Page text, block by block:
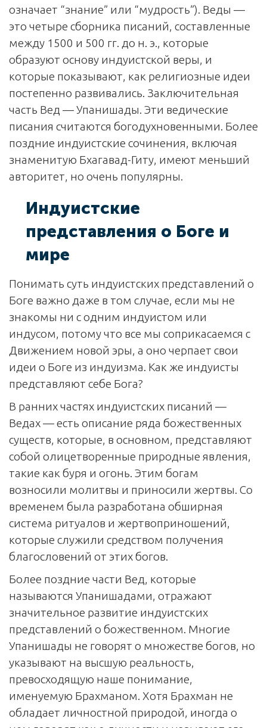
означает “знание” или “мудрость”). Веды —
это четыре сборника писаний, составленные
между 1500 и 500 гг. до н. э., которые
образуют основу индуистской веры, и
которые показывают, как религиозные идеи
постепенно развивались. Заключительная
часть Вед — Упанишады. Эти ведические
писания считаются богодухновенными. Более
поздние индуистские сочинения, включая
знаменитую Бхагавад-Гиту, имеют меньший
авторитет, но очень популярны.
Индуистские
представления о Боге и
мире
Понимать суть индуистских представлений о
Боге важно даже в том случае, если мы не
знакомы ни с одним индуистом или
индусом, потому что все мы соприкасаемся с
Движением новой эры, а оно черпает свои
идеи о Боге из индуизма. Как же индуисты
представляют себе Бога?
В ранних частях индуистских писаний —
Ведах — есть описание ряда божественных
существ, которые, в основном, представляют
собой олицетворенные природные явления,
такие как буря и огонь. Этим богам
возносили молитвы и приносили жертвы. Со
временем была разработана обширная
система ритуалов и жертвоприношений,
которые служили средством получения
благословений от этих богов.
Более поздние части Вед, которые
называются Упанишадами, отражают
значительное развитие индуистских
представлений о божественном. Многие
Упанишады не говорят о множестве богов, но
указывают на высшую реальность,
превосходящую наше понимание,
именуемую Брахманом. Хотя Брахман не
обладает личностной природой, иногда о